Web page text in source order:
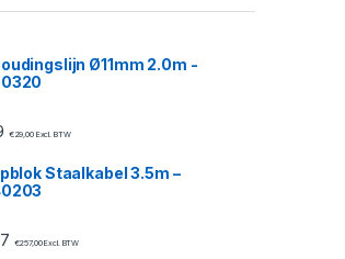
Ø11mm 2.0m -
€29,00Excl. BTW
Staalkabel 3.5m –
€257,00Excl. BTW